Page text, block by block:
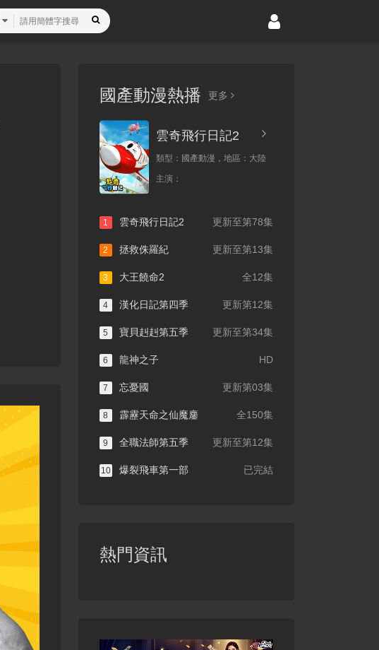
國產動漫熱播 更多
雲奇飛行日記2
類型： 國產動漫， 地區： 大陸
主演：
更新至第78集
1 雲奇飛行日記2
更新至第13集
2 拯救侏羅紀
全12集
3 大王饒命2
更新第12集
4 漢化日記第四季
更新至第34集
5 寶貝赳赳第五季
HD
6 龍神之子
更新第03集
7 忘憂國
全150集
8 霹靂天命之仙魔鏖
更新至第12集
9 全職法師第五季
已完結
10 爆裂飛車第一部
熱門資訊